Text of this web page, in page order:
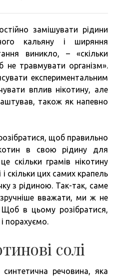
замішувати рідини
кальяну і ширяння
виникло, – «скільки
не травмувати організм».
експериментальним
вплив нікотину, але
також як напевно
щоб правильно
в свою рідину для
скільки грамів нікотину
скільки цих самих крапель
з рідиною. Так-так, саме
вважати, ми ж не
в цьому розібратися,
порахуємо.
солі
речовина, яка